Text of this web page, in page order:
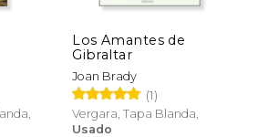
50%
dcto.
Los Amantes de
Gibraltar
Joan Brady
(1)
Vergara, Tapa Blanda,
Usado